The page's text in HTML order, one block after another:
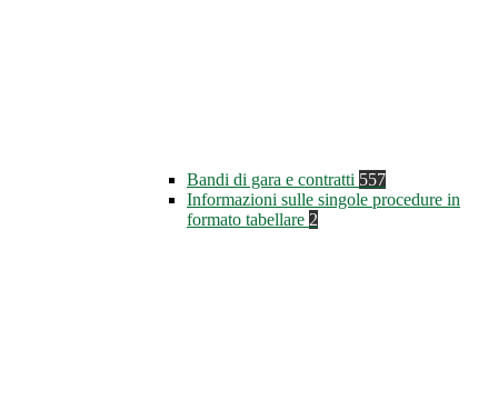
Bandi di gara e contratti 557
Informazioni sulle singole procedure in
formato tabellare 2